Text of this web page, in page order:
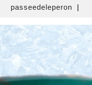
passeedeleperon |